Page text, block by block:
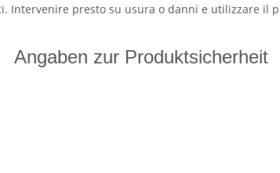
Intervenire presto su usura o danni e utilizzare il
Angaben zur Produktsicherheit